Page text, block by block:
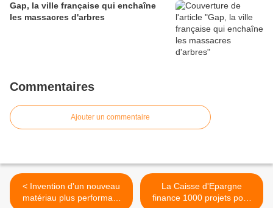
Gap, la ville française qui enchaîne
les massacres d'arbres
Commentaires
Ajouter un commentaire
< Invention d'un nouveau
matériau plus performant
La Caisse d'Epargne
finance 1000 projets pour